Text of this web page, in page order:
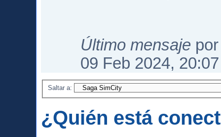
Último mensaje
09 Feb 2024, 20:07
Saltar a:
¿Quién está